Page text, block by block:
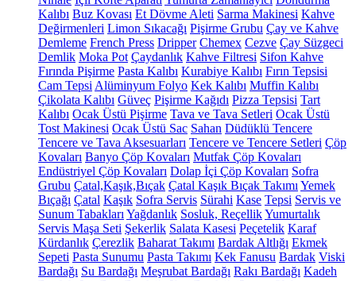
Kalıbı Buz Kovası Et Dövme Aleti Sarma Makinesi Kahve
Değirmenleri Limon Sıkacağı Pişirme Grubu Çay ve Kahve
Demleme French Press Dripper Chemex Cezve Çay Süzgeci
Demlik Moka Pot Çaydanlık Kahve Filtresi Sifon Kahve
Fırında Pişirme Pasta Kalıbı Kurabiye Kalıbı Fırın Tepsisi
Cam Tepsi Alüminyum Folyo Kek Kalıbı Muffin Kalıbı
Çikolata Kalıbı Güveç Pişirme Kağıdı Pizza Tepsisi Tart
Kalıbı Ocak Üstü Pişirme Tava ve Tava Setleri Ocak Üstü
Tost Makinesi Ocak Üstü Sac Sahan Düdüklü Tencere
Tencere ve Tava Aksesuarları Tencere ve Tencere Setleri Çöp
Kovaları Banyo Çöp Kovaları Mutfak Çöp Kovaları
Endüstriyel Çöp Kovaları Dolap İçi Çöp Kovaları Sofra
Grubu Çatal,Kaşık,Bıçak Çatal Kaşık Bıçak Takımı Yemek
Bıçağı Çatal Kaşık Sofra Servis Sürahi Kase Tepsi Servis ve
Sunum Tabakları Yağdanlık Sosluk, ReçellikYumurtalık
Servis Maşa Seti Şekerlik Salata Kasesi Peçetelik Karaf
Kürdanlık Çerezlik Baharat Takımı Bardak Altlığı Ekmek
Sepeti Pasta Sunumu Pasta Takımı Kek Fanusu Bardak Viski
Bardağı Su Bardağı Meşrubat Bardağı Rakı Bardağı Kadeh